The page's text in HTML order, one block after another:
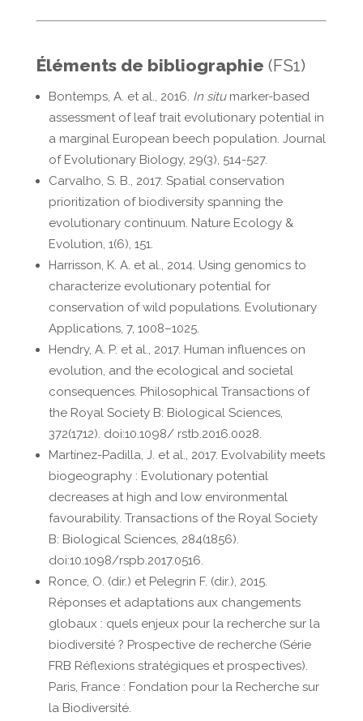
Éléments de bibliographie (FS1)
Bontemps, A. et al., 2016. In situmarker-based
assessment of leaf trait evolutionary potential in
a marginal European beech population. Journal
of Evolutionary Biology, 29(3), 514-527.
Carvalho, S. B., 2017. Spatial conservation
prioritization of biodiversity spanning the
evolutionary continuum. Nature Ecology &
Evolution, 1(6), 151.
Harrisson, K. A. et al., 2014. Using genomics to
characterize evolutionary potential for
conservation of wild populations. Evolutionary
Applications, 7, 1008–1025.
Hendry, A. P. et al., 2017. Human influences on
evolution, and the ecological and societal
consequences. Philosophical Transactions of
the Royal Society B: Biological Sciences,
372(1712). doi:10.1098/ rstb.2016.0028.
Martínez-Padilla, J. et al., 2017. Evolvability meets
biogeography : Evolutionary potential
decreases at high and low environmental
favourability. Transactions of the Royal Society
B: Biological Sciences, 284(1856).
doi:10.1098/rspb.2017.0516.
Ronce, O. (dir.) et Pelegrin F. (dir.), 2015.
Réponses et adaptations aux changements
globaux : quels enjeux pour la recherche sur la
biodiversité ? Prospective de recherche (Série
FRB Réflexions stratégiques et prospectives).
Paris, France : Fondation pour la Recherche sur
la Biodiversité.